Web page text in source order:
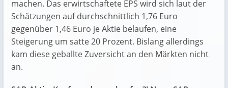
machen. Das erwirtschaftete EPS wird sich laut der
Schätzungen auf durchschnittlich 1,76 Euro
gegenüber 1,46 Euro je Aktie belaufen, eine
Steigerung um satte 20 Prozent. Bislang allerdings
kam diese geballte Zuversicht an den Märkten nicht
an.